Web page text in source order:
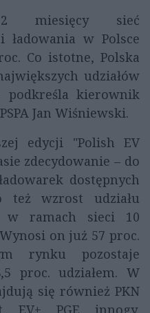
miesięcy sieć
ładowania w Polsce
Co istotne, Polska
udziałów
kierownik
Jan Wiśniewski.
edycji "Polish EV
zdecydowanie – do
dostępnych
też wzrost udziału
w ramach sieci 10
on już 57 proc.
rynku pozostaje
proc. udziałem. W
się również PKN
EV+, PGE, innogy,